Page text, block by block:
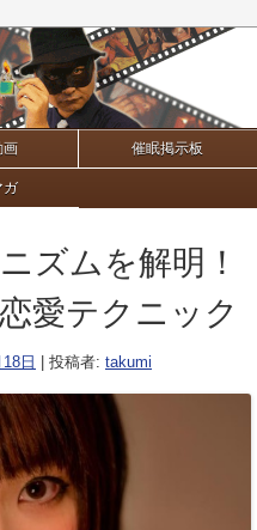
画 催眠掲示板
ガ
ズムを解明！
愛テクニック
日 投稿者: takumi